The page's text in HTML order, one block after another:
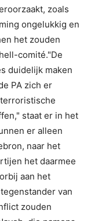
zoals
ongelukkig en
het zouden
comité."De
duidelijk maken
PA zich er
staat er in het
er alleen
naar het
het daarmee
aan het
van
zouden